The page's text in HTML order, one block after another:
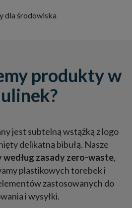
dla środowiska
produkty w
jest subtelną wstążką z logo
delikatną bibułą. Nasze
według zasady zero-waste,
plastikowych torebek i
zastosowanych do
i wysyłki.